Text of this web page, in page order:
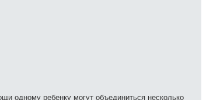
одному ребенку могут объединиться несколько